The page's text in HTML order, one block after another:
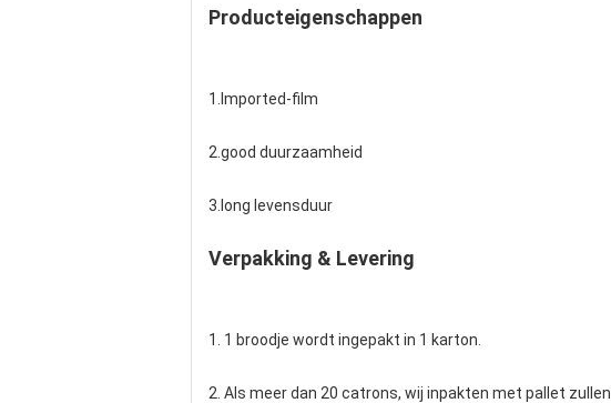
Producteigenschappen
1.Imported-film
2.good duurzaamheid
3.long levensduur
Verpakking & Levering
1. 1 broodje wordt ingepakt in 1 karton.
2. Als meer dan 20 catrons, wij inpakten met pallet zullen